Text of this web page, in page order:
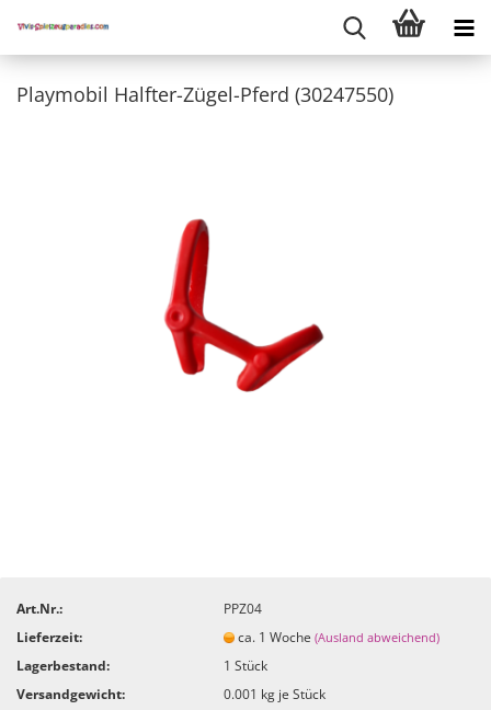
Playmobil Halfter-Zügel-Pferd (30247550)
Art.Nr.:
PPZ04
Lieferzeit:
ca. 1 Woche(Ausland abweichend)
Lagerbestand: 1Stück
Versandgewicht:
0.001 kg je Stück